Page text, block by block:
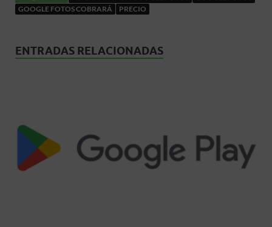
GOOGLE FOTOS COBRARÁ
PRECIO
ENTRADAS RELACIONADAS